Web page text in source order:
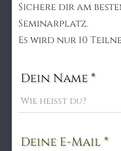
Sichere dir am
Seminarplatz.
Es wird nur 10
Dein Name *
Deine E-Mail *